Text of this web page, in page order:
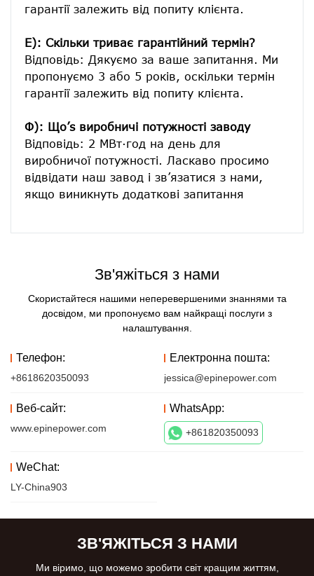
гарантії залежить від попиту клієнта.
E): Скільки триває гарантійний термін?
Відповідь: Дякуємо за ваше запитання. Ми
пропонуємо 3 або 5 років, оскільки термін
гарантії залежить від попиту клієнта.
Ф): Що’s виробничі потужності заводу
Відповідь: 2 МВт·год на день для
виробничої потужності. Ласкаво просимо
відвідати наш завод і зв’язатися з нами,
Зв'яжіться з нами
Скористайтеся нашими неперевершеними знаннями та
досвідом, ми пропонуємо вам найкращі послуги з
налаштування.
Телефон:
+8618620350093
Електронна пошта:
jessica@epinepower.com
Веб-сайт:
www.epinepower.com
WhatsApp:
+861820350093
WeChat:
LY-China903
ЗВ'ЯЖІТЬСЯ З НАМИ
Ми віримо, що можемо зробити світ кращим життям,